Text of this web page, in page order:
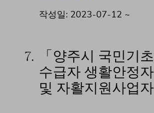
작성일: 2023-07-12 ~
7.
「양주시 국민기
수급자 생활안정
및 자활지원사업